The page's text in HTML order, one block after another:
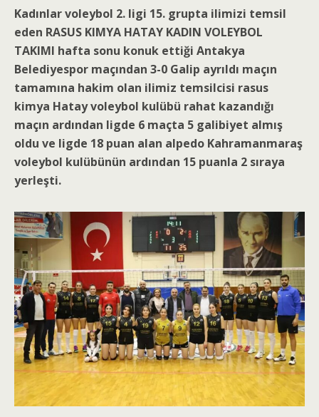
Kadınlar voleybol 2. ligi 15. grupta ilimizi temsil
eden RASUS KIMYA HATAY KADIN VOLEYBOL
TAKIMI hafta sonu konuk ettiği Antakya
Belediyespor maçından 3-0 Galip ayrıldı maçın
tamamına hakim olan ilimiz temsilcisi rasus
kimya Hatay voleybol kulübü rahat kazandığı
maçın ardından ligde 6 maçta 5 galibiyet almış
oldu ve ligde 18 puan alan alpedo Kahramanmaraş
voleybol kulübünün ardından 15 puanla 2 sıraya
yerleşti.